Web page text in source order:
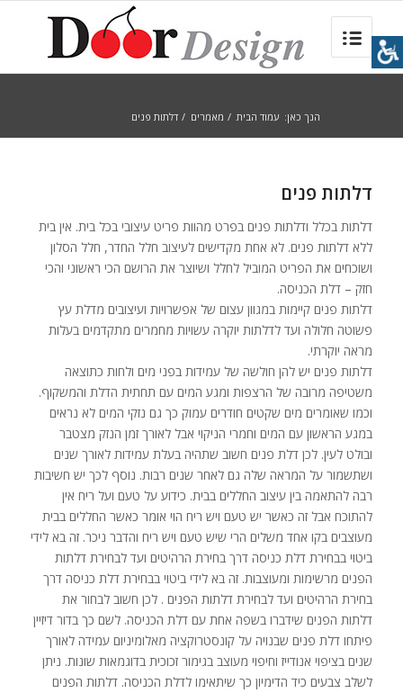
הנך כאן: עמוד הבית / מאמרים / דלתות פנים
דלתות פנים
דלתות בכלל ודלתות פנים בפרט מהוות פריט עיצובי בכל בית. אין בית
ללא דלתות פנים. לא אחת מקדישים לעיצוב חלל החדר, חלל הסלון
ושוכחים את הפריט המוביל לחלל ושיוצר את הרושם הכי ראשוני והכי
חזק – דלת הכניסה.
דלתות פנים קיימות במגוון עצום של אפשרויות ועיצובים מדלת עץ
פשוטה חלולה ועד לדלתות יוקרה עשויות מחמרים מתקדמים בעלות
מראה יוקרתי.
דלתות פנים יש להן חולשה של עמידות בפני מים ולחות כתוצאה
משטיפה מרובה של הרצפות ומגע המים עם תחתית הדלת והמשקוף.
וכמו שאומרים מים שקטים חודרים עמוק כך גם נזקי המים לא נראים
במגע הראשון עם המים וחמרי הניקוי אבל לאורך זמן הנזק מצטבר
ובולט לעין. לכן דלת פנים חשוב שתהיה בעלת עמידות לאורך שנים
ושתשמור על המראה שלה גם לאחר שנים רבות. נוסף לכך יש חשיבות
רבה להתאמה בין עיצוב החללים בבית. כידוע על טעם ועל ריח אין
להתוכח אבל זה כאשר יש טעם ויש ריח הוי אומר כאשר החללים בבית
מעוצבים בקו אחד משלים הרי שיש טעם ויש ריח והדבר ניכר. זה בא לידי
ביטוי בבחירת דלת כניסה דרך בחירת הרהיטים ועד לבחירת דלתות
הפנים מרשימות ומעוצבות. זה בא לידי ביטוי בבחירת דלת כניסה דרך
בחירת הרהיטים ועד לבחירת דלתות הפנים . לכן חשוב לבחור את
דלתות הפנים שידברו בשפה אחת עם דלת הכניסה. לשם כך בדור דיזיין
פיתחו דלת פנים שבנויה על קונסטרוקציה מאלומיניום עמידה לאורך
שנים בציפוי אנודייז וחיפוי מעוצב בגימור זכוכית בדוגמאות שונות. ניתן
לשלב צבעים כיד הדימיון כך שיתאימו לדלת הכניסה. דלתות הפנים